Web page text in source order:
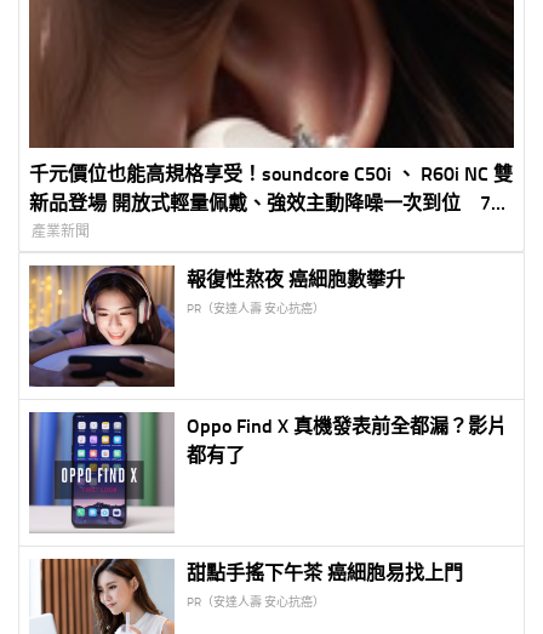
千元價位也能高規格享受！soundcore C50i 、 R60i NC 雙
新品登場 開放式輕量佩戴、強效主動降噪一次到位 7-
ELEVEN 獨家販售再送時尚耳飾
產業新聞
報復性熬夜 癌細胞數攀升
PR（安達人壽 安心抗癌）
Oppo Find X 真機發表前全都漏？影片
都有了
甜點手搖下午茶 癌細胞易找上門
PR（安達人壽 安心抗癌）